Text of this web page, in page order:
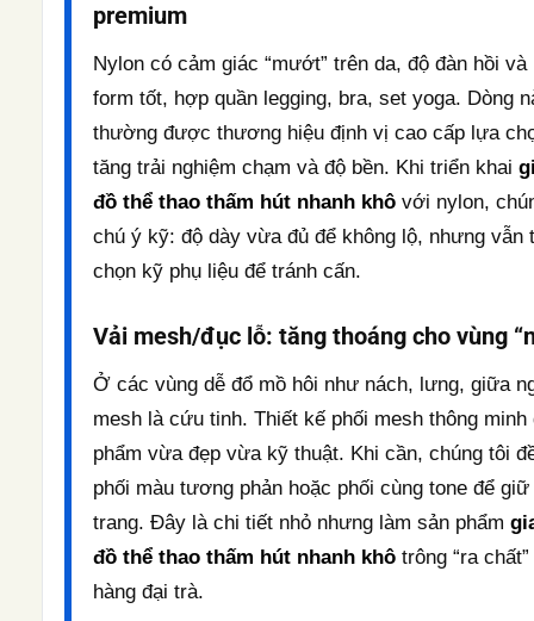
premium
Nylon có cảm giác “mướt” trên da, độ đàn hồi và
form tốt, hợp quần legging, bra, set yoga. Dòng
thường được thương hiệu định vị cao cấp lựa
tăng trải nghiệm chạm và độ bền. Khi triển khai
đồ thể thao thấm hút nhanh khô với nylon,
chú ý kỹ: độ dày vừa đủ để không lộ, nhưng vẫn
chọn kỹ phụ liệu để tránh cấn.
Vải mesh/đục lỗ: tăng thoáng cho vùng
Ở các vùng dễ đổ mồ hôi như nách, lưng, giữa
mesh là cứu tinh. Thiết kế phối mesh thông minh
phẩm vừa đẹp vừa kỹ thuật. Khi cần, chúng tôi
phối màu tương phản hoặc phối cùng tone để
trang. Đây là chi tiết nhỏ nhưng làm sản phẩm
đồ thể thao thấm hút nhanh khô trông “ra
hàng đại trà.